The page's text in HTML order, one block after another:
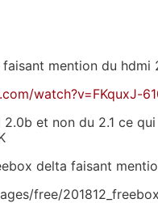
mention du hdmi
watch?v=FKquxJ-
2.0b et non du 2.1 ce
delta faisant
free/